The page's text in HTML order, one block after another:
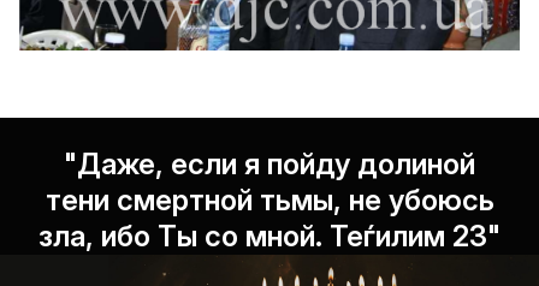
"Даже, если я пойду долиной
тени смертной тьмы, не убоюсь
зла, ибо Ты со мной. Теѓилим 23"